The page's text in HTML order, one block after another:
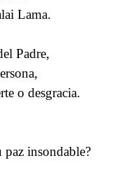
Lama.
Padre,
o desgracia.
paz insondable?